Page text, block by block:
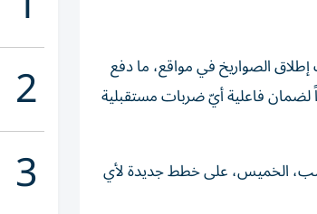
الصواريخ في مواقع، ما دفع
عن بدائل فرط صوتية قادرة على قطع مسافات تزيد على 2776 كيلومتراً لضمان فاعلية أيّ ضربات مستقبلية
الخميس، على خطط جديدة لأي
2
3